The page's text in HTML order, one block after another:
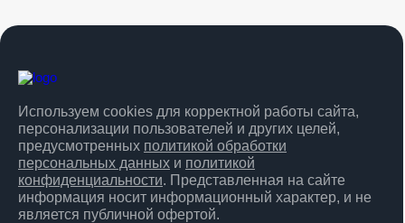
Используем cookies для корректной работы сайта,
персонализации пользователей и других целей,
предусмотренных политикой обработки
персональных данных и политикой
конфиденциальности. Представленная на сайте
информация носит информационный характер, и не
является публичной офертой.